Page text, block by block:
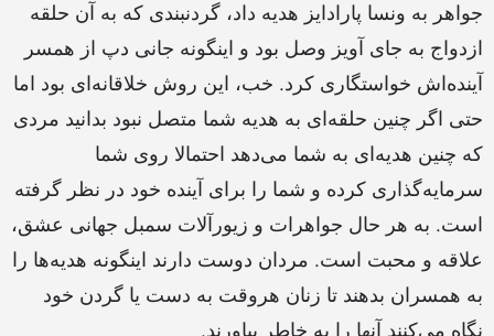
جواهر به ونسا پارادایز هدیه داد، گردنبندی که به آن حلقه
ازدواج به جای آویز وصل بود و اینگونه جانی دپ از همسر
آینده‌اش خواستگاری کرد. خب، این روش خلاقانه‌ای بود اما
حتی اگر چنین حلقه‌ای به هدیه شما متصل نبود بدانید مردی
که چنین هدیه‌ای به شما می‌دهد احتمالا روی شما
سرمایه‌گذاری کرده و شما را برای آینده خود در نظر گرفته
است. به هر حال جواهرات و زیورآلات سمبل جهانی عشق،
علاقه و محبت است. مردان دوست دارند اینگونه هدیه‌ها را
به همسران بدهند تا زنان هروقت به دست یا گردن خود
نگاه می‌کنند آنها را به خاطر بیاورند.